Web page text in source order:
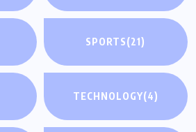
SPORTS(21)
TECHNOLOGY(4)